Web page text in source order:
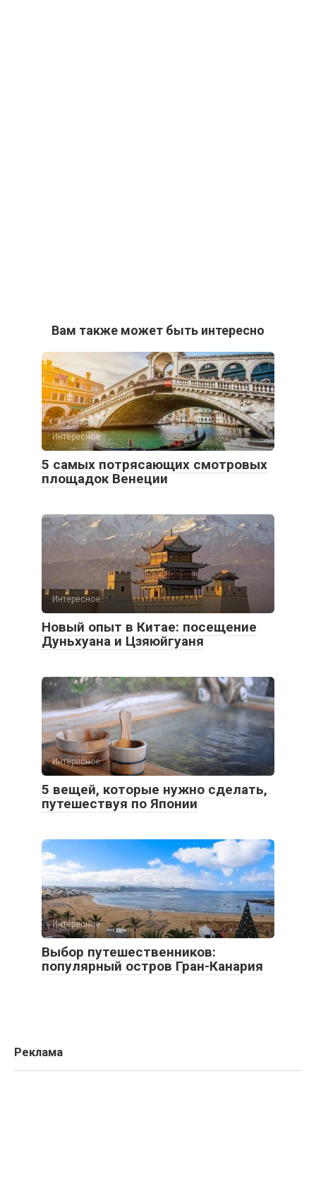
Вам также может быть интересно
Интересное
5 самых потрясающих смотровых
площадок Венеции
Интересное
Новый опыт в Китае: посещение
Дуньхуана и Цзяюйгуаня
Интересное
5 вещей, которые нужно сделать,
путешествуя по Японии
Интересное
Выбор путешественников:
популярный остров Гран-Канария
Реклама